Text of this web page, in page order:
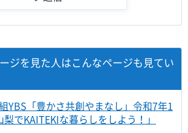
ジを見た人はこんなページも見てい
YBS「豊かさ共創やまなし」令和7年1
でKAITEKIな暮らしをしよう！」